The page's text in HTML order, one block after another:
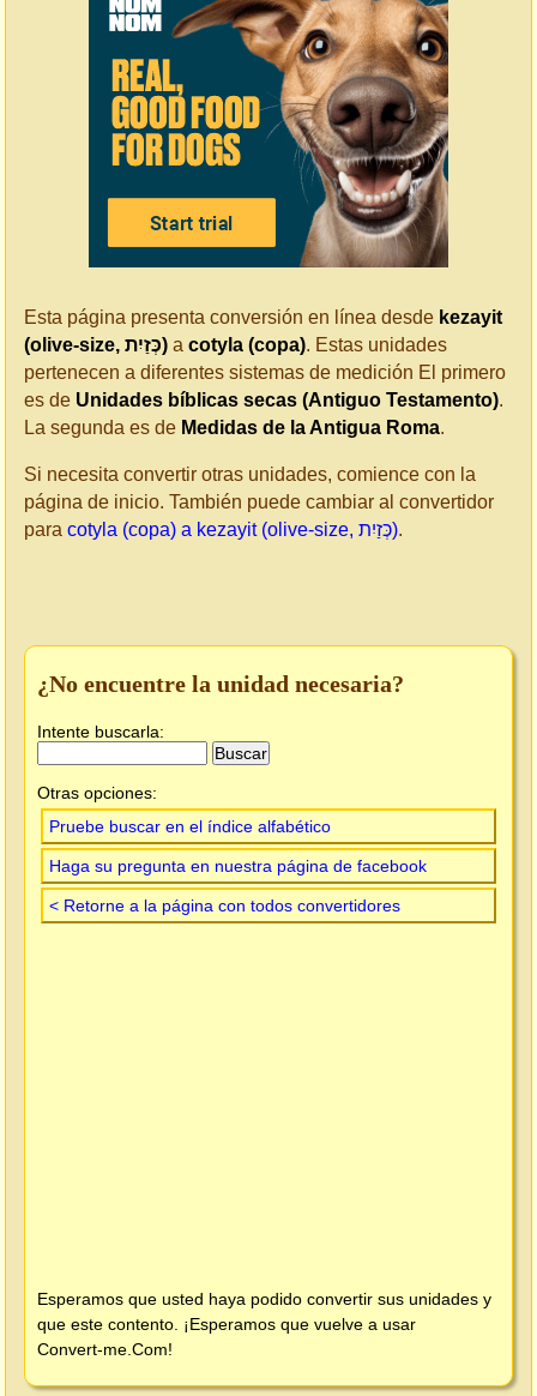
Esta página presenta conversión en línea desde kezayit
(olive-size, כְּזַיִת) a cotyla (copa). Estas unidades
pertenecen a diferentes sistemas de medición El primero
es de Unidades bíblicas secas (Antiguo Testamento).
La segunda es de Medidas de la Antigua Roma.
Si necesita convertir otras unidades, comience con la
página de inicio. También puede cambiar al convertidor
para
cotyla (copa) a kezayit (olive-size, כְּזַיִת).
¿No encuentre la unidad necesaria?
Intente buscarla:
Otras opciones:
Pruebe buscar en el índice alfabético
Haga su pregunta en nuestra página de facebook
< Retorne a la página con todos convertidores
Esperamos que usted haya podido convertir sus unidades y
que este contento. ¡Esperamos que vuelve a usar
Convert-me.Com!